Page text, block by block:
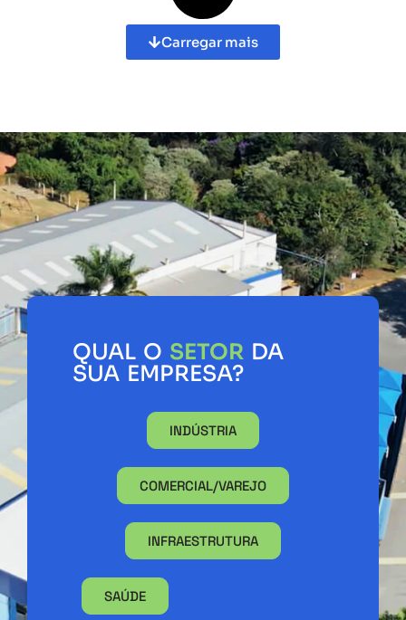
Carregar mais
QUAL O SETOR DA
SUA EMPRESA?
INDÚSTRIA
COMERCIAL/VAREJO
INFRAESTRUTURA
SAÚDE